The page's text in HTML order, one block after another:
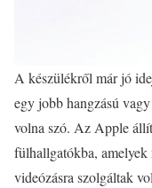
A készülékről már jó
egy jobb hangzású
volna szó. Az Apple
fülhallgatókba, amelyek
videózásra szolgáltak